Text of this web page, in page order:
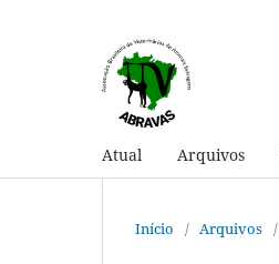
Atual Arquivos
Início / Arquivos /